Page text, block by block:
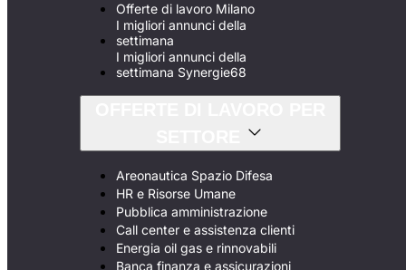
Offerte di lavoro Milano
I migliori annunci della
settimana
I migliori annunci della
settimana Synergie68
Areonautica Spazio Difesa
HR e Risorse Umane
Pubblica amministrazione
Call center e assistenza clienti
Energia oil gas e rinnovabili
Banca finanza e assicurazioni